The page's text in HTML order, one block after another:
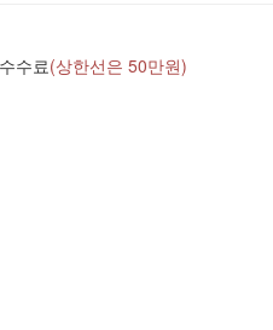
수료(상한선은 50만원)